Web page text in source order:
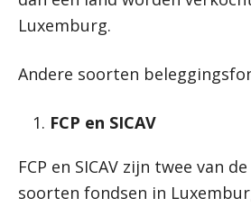
Luxemburg.
Andere soorten
FCP en SICAV
FCP en SICAV zijn twee van
soorten fondsen in